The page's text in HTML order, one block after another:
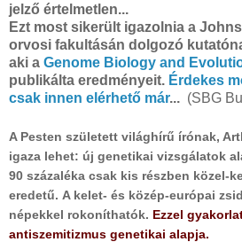
jelző értelmetlen...
Ezt most sikerült igazolnia a
orvosi fakultásán dolgozó
aki a Genome Biology and
publikálta eredményeit. Érdekes
csak innen elérhető már... (SBG
A Pesten született világhírű írónak,
igaza lehet: új genetikai vizsgálatok
90 százaléka csak kis részben közel-
eredetű. A kelet- és közép-európai
népekkel rokoníthatók. Ezzel
antiszemitizmus genetikai alapja.